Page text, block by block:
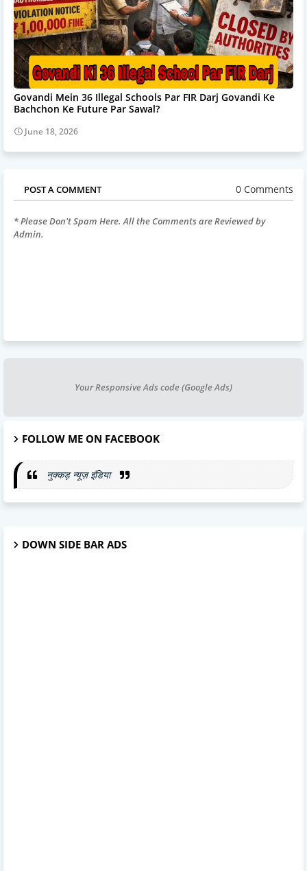
Govandi Mein 36 Illegal Schools Par FIR Darj Govandi Ke
Bachchon Ke Future Par Sawal?
June 18, 2026
POST A COMMENT 0 Comments
* Please Don't Spam Here. All the Comments are Reviewed by
Admin.
Your Responsive Ads code (Google Ads)
FOLLOW ME ON FACEBOOK
नुक्कड़ न्यूज़ इंडिया
DOWN SIDE BAR ADS